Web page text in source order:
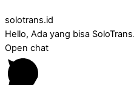
solotrans.id
Hello, Ada yang bisa
Open chat